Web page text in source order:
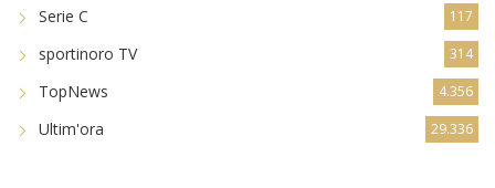
Serie C 117
sportinoro TV 314
TopNews 4.356
Ultim'ora 29.336